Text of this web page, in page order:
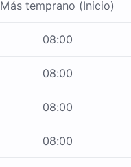
Más temprano (Inicio)
08:00
08:00
08:00
08:00